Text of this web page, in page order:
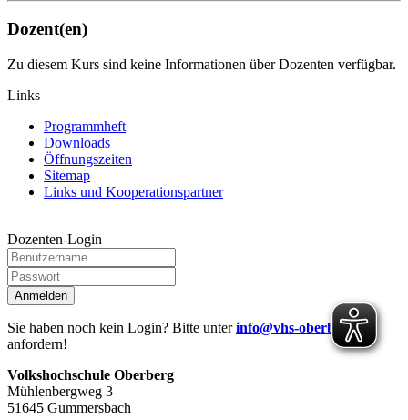
Dozent(en)
Zu diesem Kurs sind keine Informationen über Dozenten verfügbar.
Links
Programmheft
Downloads
Öffnungszeiten
Sitemap
Links und Kooperationspartner
Dozenten-Login
Anmelden
Sie haben noch kein Login? Bitte unterinfo@vhs-oberberg.de
anfordern!
Volkshochschule Oberberg
Mühlenbergweg 3
51645 Gummersbach